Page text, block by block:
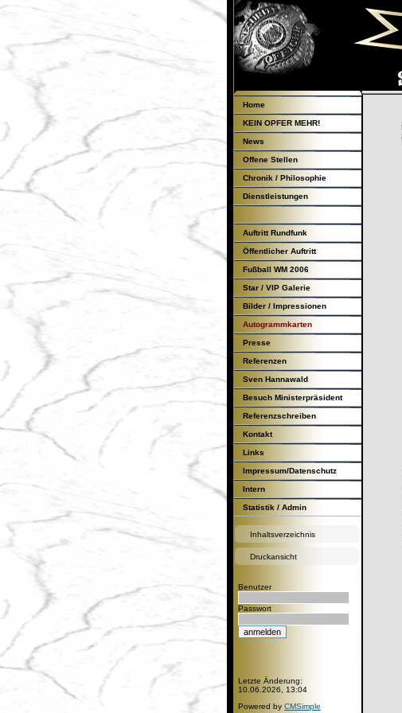
Home
KEIN OPFER MEHR!
News
Offene Stellen
Chronik / Philosophie
Dienstleistungen
Auftritt Rundfunk
Öffentlicher Auftritt
Fußball WM 2006
Star / VIP Galerie
Bilder / Impressionen
Autogrammkarten
Presse
Referenzen
Sven Hannawald
Besuch Ministerpräsident
Günther H.Oettinger
Referenzschreiben
Kontakt
Links
Impressum/Datenschutz
Intern
Statistik / Admin
Inhaltsverzeichnis
Druckansicht
Benutzer
Passwort
Letzte Änderung:
10.06.2026, 13:04
Powered by CMSimple